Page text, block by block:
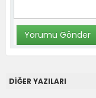
DİĞER YAZILARI